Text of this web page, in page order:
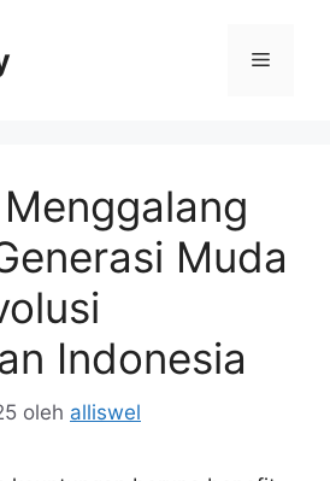
Menu
Muda
Indonesia
oleh alliswel